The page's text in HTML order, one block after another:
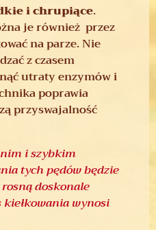
i chrupiące.
je również przez
na parze. Nie
z czasem
utraty enzymów i
poprawia
przyswajalność
i szybkim
tych pędów będzie
doskonale
kiełkowania wynosi